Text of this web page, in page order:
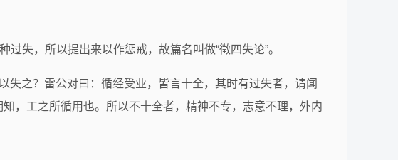
过失，所以提出来以作惩戒，故篇名叫做“徵四失论”。
之？雷公对曰：循经受业，皆言十全，其时有过失者，请闻
，工之所循用也。所以不十全者，精神不专，志意不理，外内